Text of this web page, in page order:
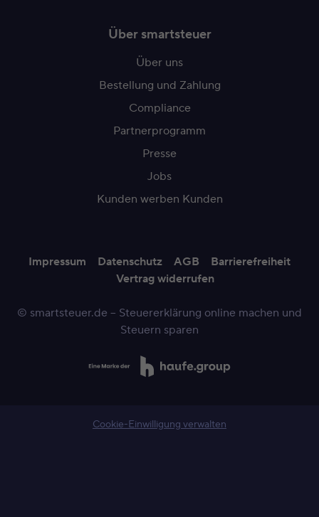
Über smartsteuer
Über uns
Bestellung und Zahlung
Compliance
Partnerprogramm
Presse
Jobs
Kunden werben Kunden
Impressum Datenschutz AGB
Barrierefreiheit
Vertrag widerrufen
© smartsteuer.de – Steuererklärung online machen und
Steuern sparen
Cookie-Einwilligung verwalten